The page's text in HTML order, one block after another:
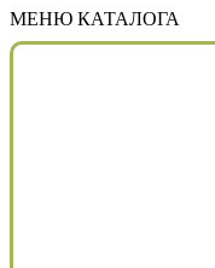
МЕНЮ КАТАЛОГА